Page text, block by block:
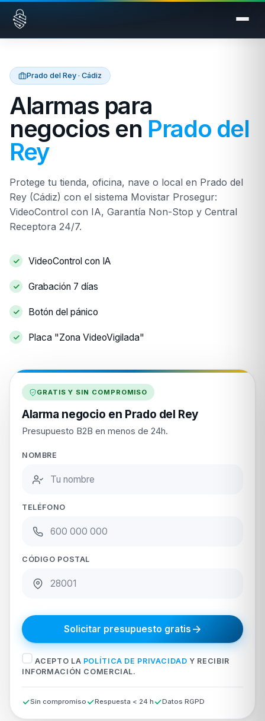
Saltar al contenido
Prado del Rey · Cádiz
Alarmas para
negocios en Prado del
Rey
Protege tu tienda, oficina, nave o local en Prado del
Rey (Cádiz) con el sistema Movistar Prosegur:
VideoControl con IA, Garantía Non-Stop y Central
Receptora 24/7.
VideoControl con IA
Grabación 7 días
Botón del pánico
Placa "Zona VideoVigilada"
GRATIS Y SIN COMPROMISO
Alarma negocio en Prado del Rey
Presupuesto B2B en menos de 24h.
NOMBRE
TELÉFONO
CÓDIGO POSTAL
Solicitar presupuesto gratis
ACEPTO LA POLÍTICA DE PRIVACIDAD Y RECIBIR
INFORMACIÓN COMERCIAL.
Sin compromiso Respuesta < 24 h Datos RGPD